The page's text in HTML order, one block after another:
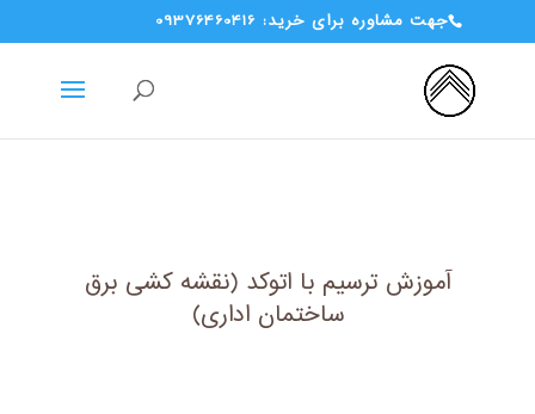
جهت مشاوره برای خرید: 09376460416
آموزش ترسیم با اتوکد (نقشه کشی برق
ساختمان اداری)